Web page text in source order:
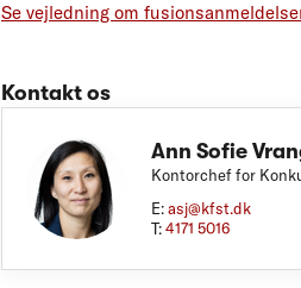
Se vejledning om
Kontakt os
Ann Sofie
Kontorchef for
E:asj@kfst.dk
T:4171 5016